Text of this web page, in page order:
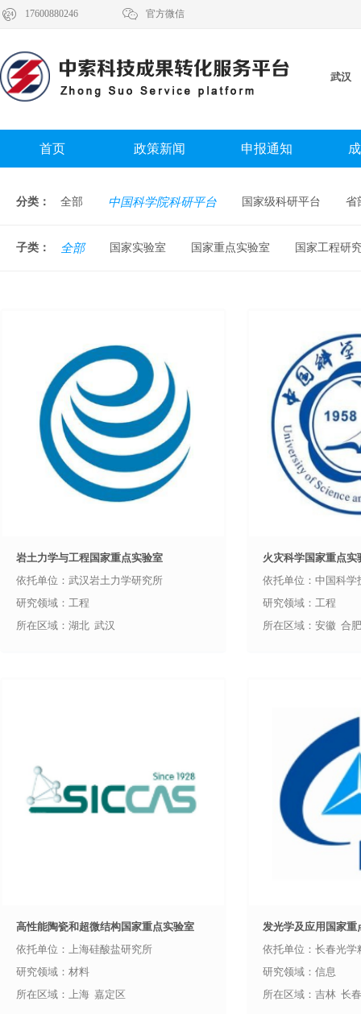
 17600880246  官方微信
武汉
首页 政策新闻 申报通知
分类： 全部 中国科学院科研平台 国家级科研平台 省
子类： 全部 国家实验室 国家重点实验室 国家工程研
岩土力学与工程国家重点实验室
依托单位：武汉岩土力学研究所
研究领域：工程
所在区域：湖北 武汉
火灾科学国家重点实
依托单位：中国科学
研究领域：工程
所在区域：安徽 合肥
高性能陶瓷和超微结构国家重点实验室
依托单位：上海硅酸盐研究所
研究领域：材料
所在区域：上海 嘉定区
发光学及应用国家重
依托单位：长春光学
研究领域：信息
所在区域：吉林 长春